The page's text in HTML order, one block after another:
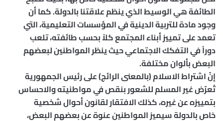
الطائفة هي الوسيط الذي ينظم علاقتنا بالدولة. كما أن
وجود مادة للتربية الدينية في المؤسسات التعليمية، التي
تعمد على تمييز أبناء المجتمع كلاً بحسب طائفته، تلعب
دوراً في التفكك الاجتماعي حيث ينظر المواطنين لبعضهم
البعض بألوان مختلفة.
إنّ اشتراط الاسلام (بالمعنى الرائج) على رئيس الجمهورية
تُعرّض غير المسلم للشعور بنقص في مواطنيته والاحساس
بتمييزه عن غيره، كذلك الافتقار لقانون أحوال شخصية
خاص بالدولة سيميز المواطنين عنوة عن بعضهم البعض،